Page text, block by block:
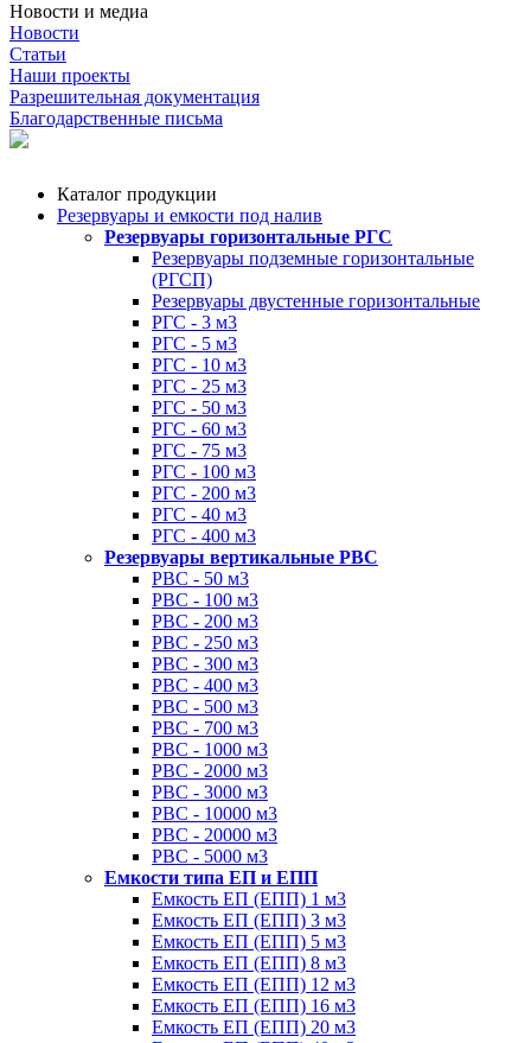
Новости и медиа
Новости
Статьи
Наши проекты
Разрешительная документация
Благодарственные письма
Каталог продукции
Резервуары и емкости под налив
Резервуары горизонтальные РГС
Резервуары подземные горизонтальные
(РГСП)
Резервуары двустенные горизонтальные
РГС - 3 м3
РГС - 5 м3
РГС - 10 м3
РГС - 25 м3
РГС - 50 м3
РГС - 60 м3
РГС - 75 м3
РГС - 100 м3
РГС - 200 м3
РГС - 40 м3
РГС - 400 м3
Резервуары вертикальные РВС
РВС - 50 м3
РВС - 100 м3
РВС - 200 м3
РВС - 250 м3
РВС - 300 м3
РВС - 400 м3
РВС - 500 м3
РВС - 700 м3
РВС - 1000 м3
РВС - 2000 м3
РВС - 3000 м3
РВС - 10000 м3
РВС - 20000 м3
РВС - 5000 м3
Емкости типа ЕП и ЕПП
Емкость ЕП (ЕПП) 1 м3
Емкость ЕП (ЕПП) 3 м3
Емкость ЕП (ЕПП) 5 м3
Емкость ЕП (ЕПП) 8 м3
Емкость ЕП (ЕПП) 12 м3
Емкость ЕП (ЕПП) 16 м3
Емкость ЕП (ЕПП) 20 м3